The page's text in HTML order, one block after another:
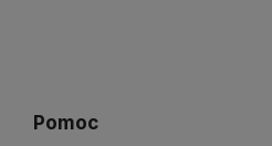
Pomoc